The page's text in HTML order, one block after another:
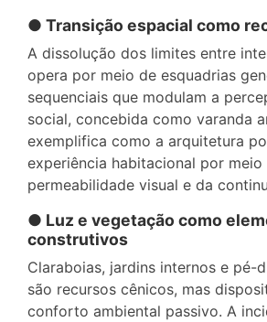
● Transição espacial como
A dissolução dos limites entre
opera por meio de esquadrias
sequenciais que modulam a
social, concebida como varanda
exemplifica como a arquitetura
experiência habitacional por meio
permeabilidade visual e da
● Luz e vegetação como
construtivos
Claraboias, jardins internos e pé-
são recursos cênicos, mas
conforto ambiental passivo. A